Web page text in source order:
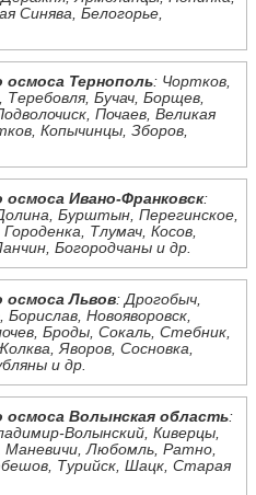
Синява, Белогорье,
Тернополь: Чортков,
Бучач, Борщев,
Почаев, Великая
Копычинцы, Зборов,
Ивано-Франковск:
Бурштын, Перегинское,
Тлумач, Косов,
Богородчаны и др.
Львов: Дрогобыч,
Новояворовск,
Броды, Сокаль, Стебник,
Яворов, Сосновка,
и др.
Волынская область:
Волынский, Киверцы,
Любомль, Ратно,
Турийск, Шацк, Старая